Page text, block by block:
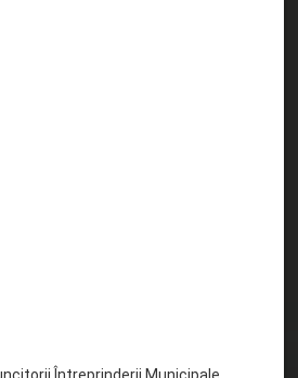
Întreprinderii Municipale